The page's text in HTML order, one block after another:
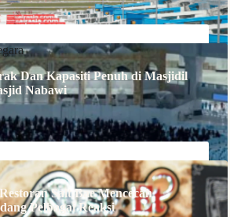
Dan Kapasiti Penuh di Masjidil
Nabawi
Salt Bae Mencecah
Pelbagai Reaksi